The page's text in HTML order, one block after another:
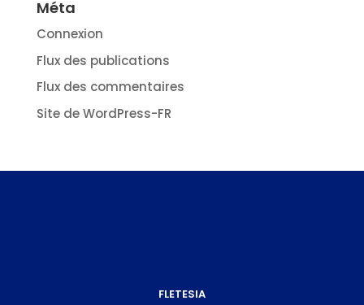
Méta
Connexion
Flux des publications
Flux des commentaires
Site de WordPress-FR
FLETESIA